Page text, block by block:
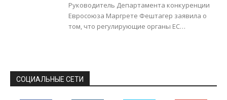
Руководитель Департамента конкуренции
Евросоюза Маргрете Фештагер заявила о
том, что регулирующие органы ЕС
СОЦИАЛЬНЫЕ СЕТИ